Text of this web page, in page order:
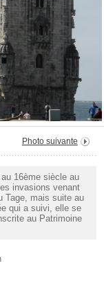
Photo suivante
16ème siècle au
invasions venant
Tage, mais suite au
qui a suivi, elle se
au Patrimoine